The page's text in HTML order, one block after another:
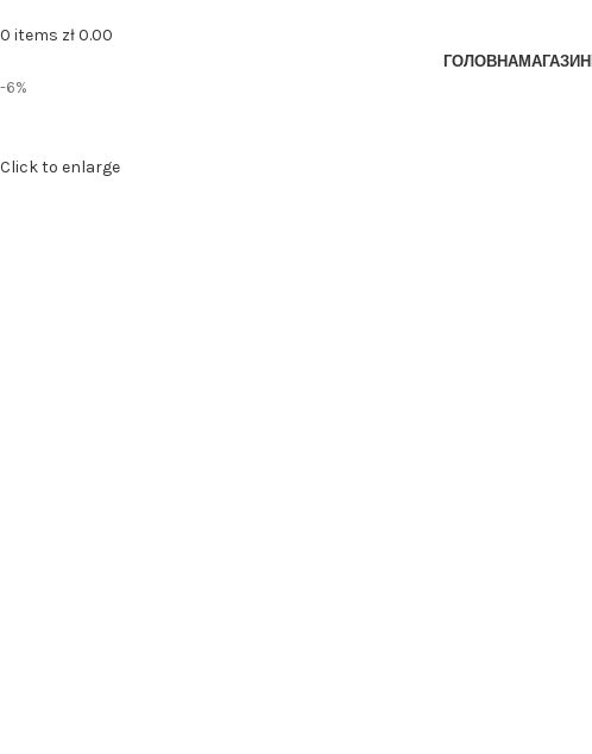
0 items zł0.00
ГОЛОВНАМАГАЗИН
-6%
Click to enlarge